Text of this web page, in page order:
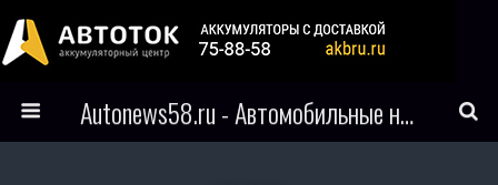
Autonews58.ru - Автомобильные новости Пензы и всего мира